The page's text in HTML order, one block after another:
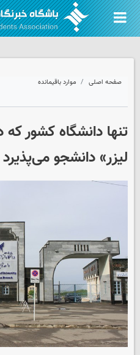
صفحه اصلی موارد باقیمانده
تنها دانشگاه کشور
لیزر» دانشجو می‌پذیرد